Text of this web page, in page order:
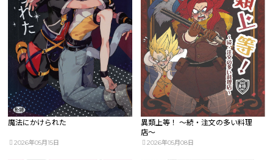
魔法にかけられた
2026年05月15日
異類上等！ 〜続・注文の多い料理
店〜
2026年05月08日